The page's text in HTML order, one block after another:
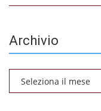
Archivio